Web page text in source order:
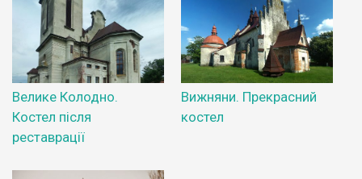
Велике Колодно.
Костел після
реставрації
Вижняни. Прекрасний
костел